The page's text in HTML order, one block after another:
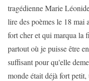
tragédienne Marie
lire des poèmes le 18 mai
fort cher et qui marqua la
partout où je puisse être
suffisant pour qu'elle
monde était déjà fort petit,